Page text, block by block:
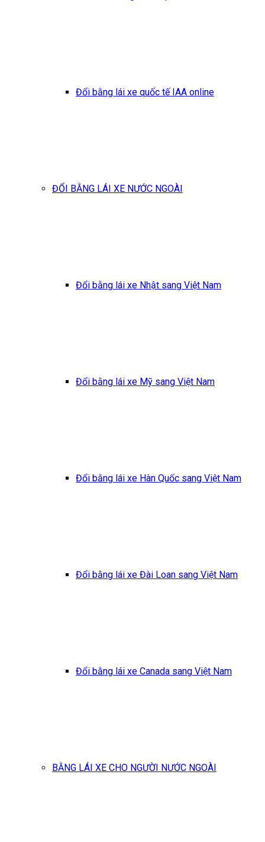
Đổi bằng lái xe quốc tế IAA online
ĐỔI BẰNG LÁI XE NƯỚC NGOÀI
Đổi bằng lái xe Nhật sang Việt Nam
Đổi bằng lái xe Mỹ sang Việt Nam
Đổi bằng lái xe Hàn Quốc sang Việt Nam
Đổi bằng lái xe Đài Loan sang Việt Nam
Đổi bằng lái xe Canada sang Việt Nam
BẰNG LÁI XE CHO NGƯỜI NƯỚC NGOÀI